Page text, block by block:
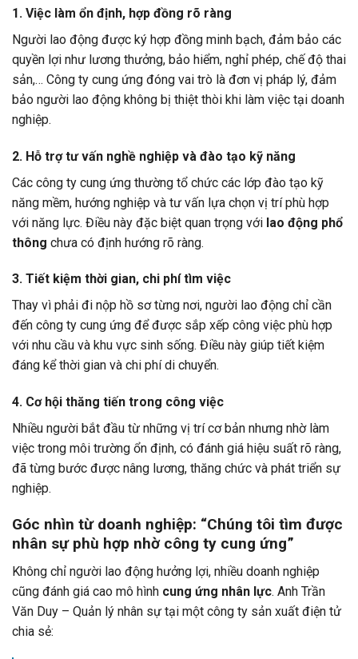
1. Việc làm ổn định, hợp đồng rõ ràng
Người lao động được ký hợp đồng minh bạch, đảm bảo các
quyền lợi như lương thưởng, bảo hiểm, nghỉ phép, chế độ thai
sản,… Công ty cung ứng đóng vai trò là đơn vị pháp lý, đảm
bảo người lao động không bị thiệt thòi khi làm việc tại doanh
nghiệp.
2. Hỗ trợ tư vấn nghề nghiệp và đào tạo kỹ năng
Các công ty cung ứng thường tổ chức các lớp đào tạo kỹ
năng mềm, hướng nghiệp và tư vấn lựa chọn vị trí phù hợp
với năng lực. Điều này đặc biệt quan trọng với lao động phổ
thông chưa có định hướng rõ ràng.
3. Tiết kiệm thời gian, chi phí tìm việc
Thay vì phải đi nộp hồ sơ từng nơi, người lao động chỉ cần
đến công ty cung ứng để được sắp xếp công việc phù hợp
với nhu cầu và khu vực sinh sống. Điều này giúp tiết kiệm
đáng kể thời gian và chi phí di chuyển.
4. Cơ hội thăng tiến trong công việc
Nhiều người bắt đầu từ những vị trí cơ bản nhưng nhờ làm
việc trong môi trường ổn định, có đánh giá hiệu suất rõ ràng,
đã từng bước được nâng lương, thăng chức và phát triển sự
nghiệp.
Góc nhìn từ doanh nghiệp: “Chúng tôi tìm được
nhân sự phù hợp nhờ công ty cung ứng”
Không chỉ người lao động hưởng lợi, nhiều doanh nghiệp
cũng đánh giá cao mô hình cung ứng nhân lực. Anh Trần
Văn Duy – Quản lý nhân sự tại một công ty sản xuất điện tử
chia sẻ: